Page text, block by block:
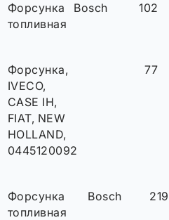
Форсунка
топливная
Bosch 102
Форсунка,
IVECO,
CASE IH,
FIAT, NEW
HOLLAND,
0445120092
77
Форсунка
топливная
Bosch 219